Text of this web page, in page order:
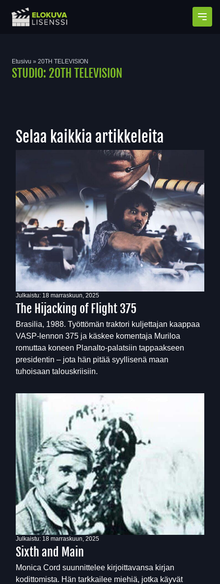
Etusivu » 20TH TELEVISION
STUDIO: 20TH TELEVISION
Selaa kaikkia artikkeleita
Julkaistu: 18 marraskuun, 2025
The Hijacking of Flight 375
Brasilia, 1988. Työttömän traktori kuljettajan kaappaa
VASP-lennon 375 ja käskee komentaja Muriloa
romuttaa koneen Planalto-palatsiin tappaakseen
presidentin – jota hän pitää syyllisenä maan
tuhoisaan talouskriisiin.
Julkaistu: 18 marraskuun, 2025
Sixth and Main
Monica Cord suunnittelee kirjoittavansa kirjan
kodittomista. Hän tarkkailee miehiä, jotka käyvät